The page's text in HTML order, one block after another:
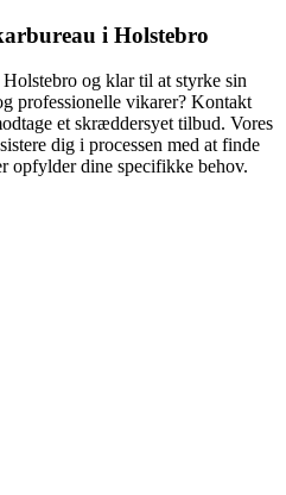
i Holstebro
og klar til at styrke sin
professionelle vikarer? Kontakt
et skræddersyet tilbud. Vores
dig i processen med at finde
opfylder dine specifikke behov.